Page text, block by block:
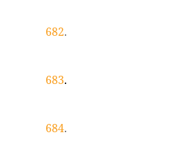
682.
683.
684.